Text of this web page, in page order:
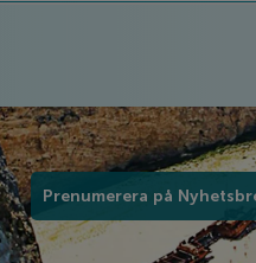
Prenumerera på